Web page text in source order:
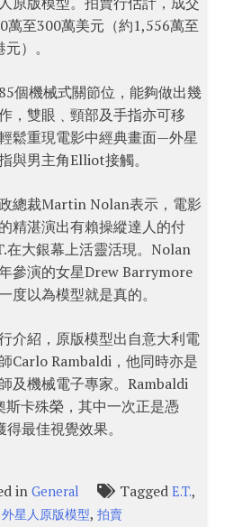
萬至300萬美元（約1,556萬至
）。
個機械式關節位，能夠做出幾
，雙眼﹑頸部及手指亦可移
鬆重現電影中經典畫面—外星
與男主角Elliot接觸。
總裁Martin Nolan表示，電影
精湛演出有賴操縱達人的付
在大銀幕上活靈活現。Nolan
參演的女星Drew Barrymore
度以為模型就是真的。
介紹，原版模型出自意大利電
Carlo Rambaldi，他同時亦是
及機械電子專家。Rambaldi
斯卡殊榮，其中一次正是憑
得最佳視覺效果。
inGeneral TaggedE.T.,
外星人原版模型,拍賣